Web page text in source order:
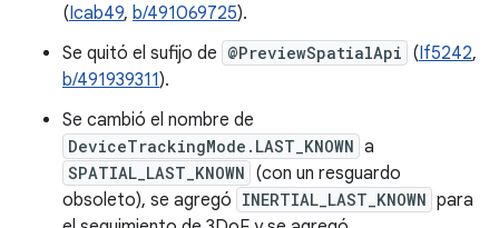
(Icab49, b/491069725).
Se quitó el sufijo de @PreviewSpatialApi (If5242,
b/491939311).
Se cambió el nombre de
DeviceTrackingMode.LAST_KNOWN a
SPATIAL_LAST_KNOWN (con un resguardo
obsoleto), se agregó INERTIAL_LAST_KNOWN para